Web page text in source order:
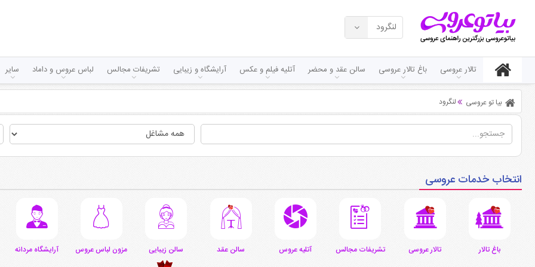
لنگرود
تالار عروسی باغ تالار عروسی سالن عقد و محضر آتلیه فیلم و عکس آرایشگاه و زیبایی تشریفات مجالس لباس عروس و داماد سایر
بیا تو عروسی لنگرود
انتخاب خدمات عروسی
باغ تالار تالار عروسی تشریفات مجالس آتلیه عروس سالن عقد سالن زیبایی مزون لباس عروس آرایشگاه مردانه